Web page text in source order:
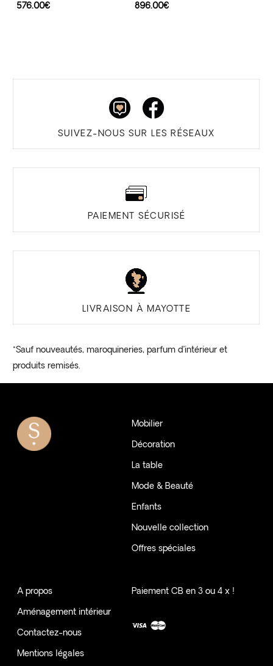
576.00€
896.00€
SUIVEZ-NOUS SUR LES RÉSEAUX
PAIEMENT SÉCURISÉ
LIVRAISON À MAYOTTE
*Sauf nouveautés, maroquineries, parfum d’intérieur et
produits remisés.
Mobilier
Décoration
La table
Mode & Beauté
Enfants
Nouvelle collection
Offres spéciales
A propos
Aménagement intérieur
Contactez-nous
Mentions légales
Paiement CB en 3 ou 4 x !